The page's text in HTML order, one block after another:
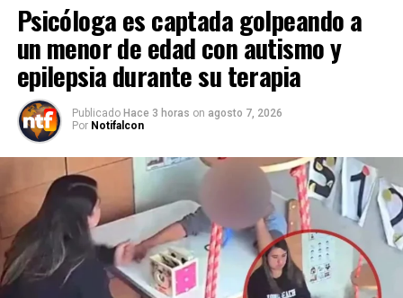
Psicóloga es captada golpeando a
un menor de edad con autismo y
epilepsia durante su terapia
Publicado Hace 3 horas on agosto 7, 2026
Por Notifalcon